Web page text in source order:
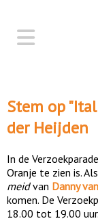
Stem op "
der Heijden
In de
Oranje te zien is.
meidvan Danny
komen. De
18.00 tot 19.00 uur.